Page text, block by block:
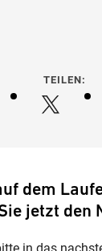
TEILEN:
dem
jetzt den